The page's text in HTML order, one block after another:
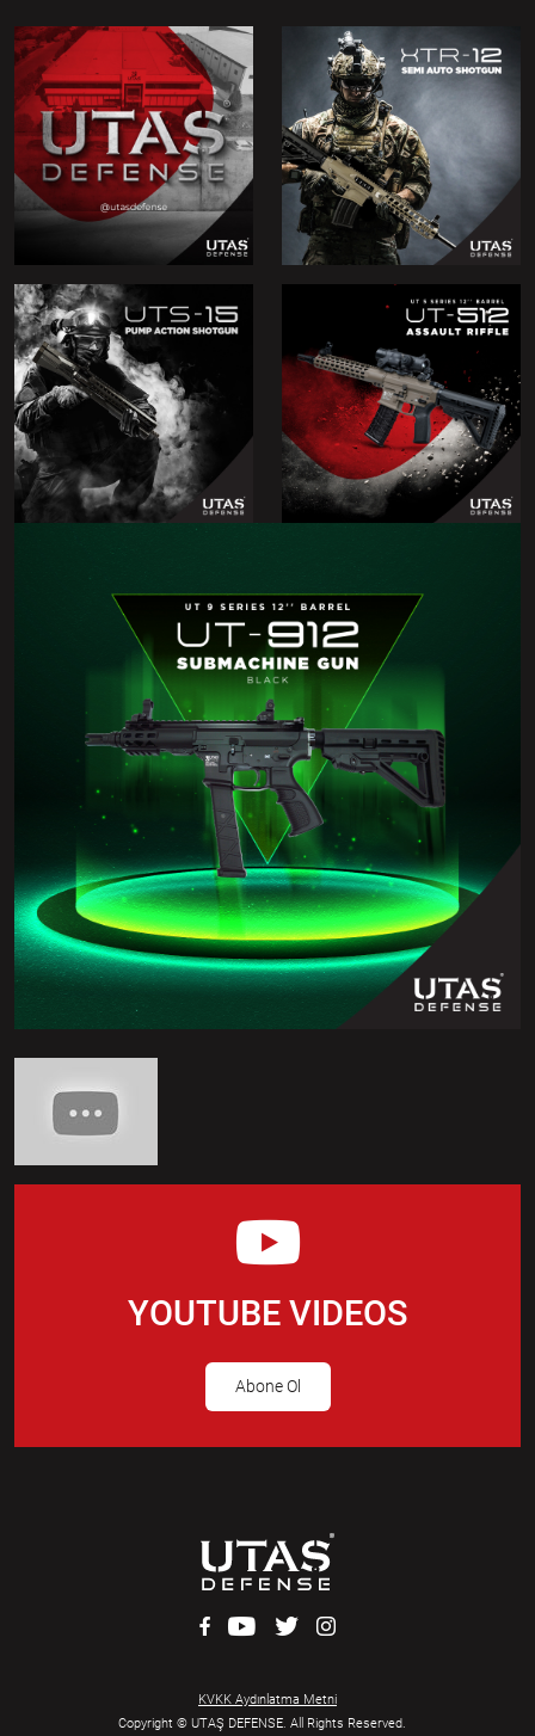
YOUTUBE VIDEOS
Abone Ol
Copyright © UTAŞ DEFENSE. All Rights Reserved.
KVKK Aydınlatma Metni